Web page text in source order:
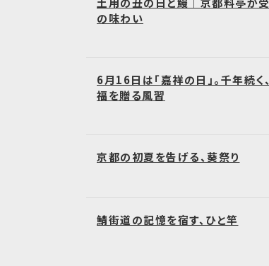
の味わい
6月16日は「嘉祥の日」。千年続く
福を贈る風習
京都の初夏を告げる、葵祭り
鯖街道の記憶を宿す、ひと竿